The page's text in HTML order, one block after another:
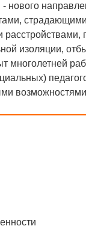
нового
изоляции,
многолетней